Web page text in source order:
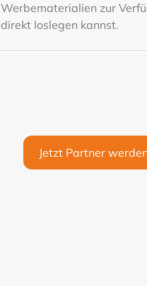
Werbematerialien zur
direkt loslegen kannst.
Jetzt Partner